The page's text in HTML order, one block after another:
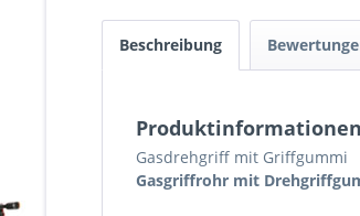
Beschreibung
Gasdrehgriff mit Griffgummi
Gasgriffrohr mit